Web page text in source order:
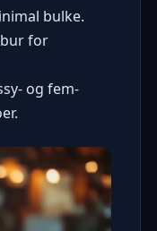
bulke.
for
og fem-